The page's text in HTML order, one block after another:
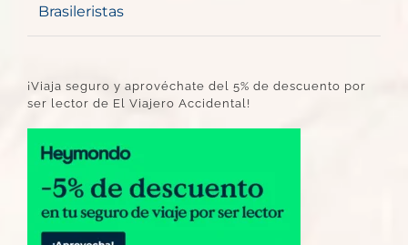
Brasileristas
¡Viaja seguro y aprovéchate del 5% de descuento por
ser lector de El Viajero Accidental!